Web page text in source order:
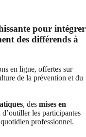
pour intégrer
des différends à
en ligne, offertes sur
de la prévention et du
, des mises en
d’outiller les participantes
professionnel.